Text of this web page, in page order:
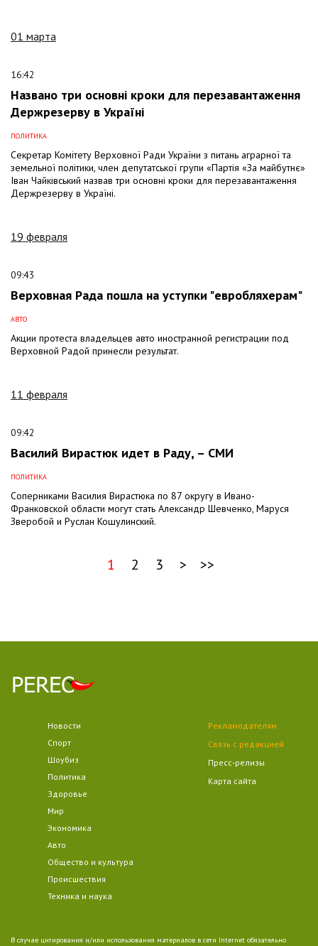
01 марта
16:42
Названо три основні кроки для перезавантаження
Держрезерву в Україні
ПОЛИТИКА
Секретар Комітету Верховної Ради України з питань аграрної та
земельної політики, член депутатської групи «Партія «За майбутнє»
Іван Чайківський назвав три основні кроки для перезавантаження
Держрезерву в Україні.
19 февраля
09:43
Верховная Рада пошла на уступки "евробляхерам"
АВТО
Акции протеста владельцев авто иностранной регистрации под
Верховной Радой принесли результат.
11 февраля
09:42
Василий Вирастюк идет в Раду, – СМИ
ПОЛИТИКА
Соперниками Василия Вирастюка по 87 округу в Ивано-
Франковской области могут стать Александр Шевченко, Маруся
Зверобой и Руслан Кошулинский.
1 2 3 > >>
Новости
Спорт
Шоубиз
Политика
Здоровье
Мир
Экономика
Авто
Общество и культура
Происшествия
Техника и наука
Рекламодателям
Связь с редакцией
Пресс-релизы
Карта сайта
В случае цитирования и/или использования материалов в сети Internet обязательно